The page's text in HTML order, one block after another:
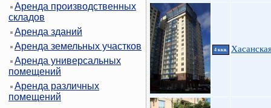
Аренда производственных
складов
Аренда зданий
Аренда земельных участков
Аренда универсальных
помещений
Аренда различных
помещений
4 ккв.